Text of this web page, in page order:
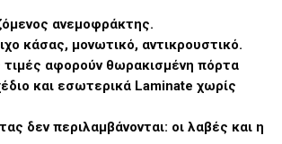
ανεμοφράκτης.
κάσας, μονωτικό, αντικρουστικό.
τιμές αφορούν θωρακισμένη πόρτα
και εσωτερικά Laminate χωρίς
δεν περιλαμβάνονται: οι λαβές και η